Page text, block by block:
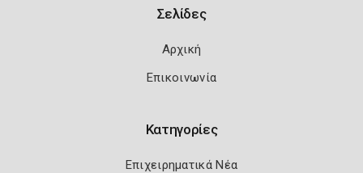
Σελίδες
Αρχική
Επικοινωνία
Κατηγορίες
Επιχειρηματικά Νέα